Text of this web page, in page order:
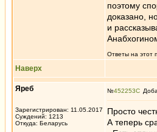
поэтому
доказано,
и
Ответы на этот
Наверх
Яреб
Зарегистрирован: 11.05.2017
Суждений: 1213
Откуда: Беларусь
№452253
Просто
А теперь